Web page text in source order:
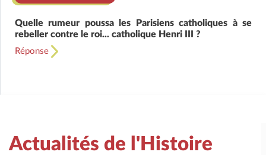
Quelle rumeur poussa les Parisiens catholiques à se
rebeller contre le roi... catholique Henri III ?
Réponse
Actualités de l'Histoire